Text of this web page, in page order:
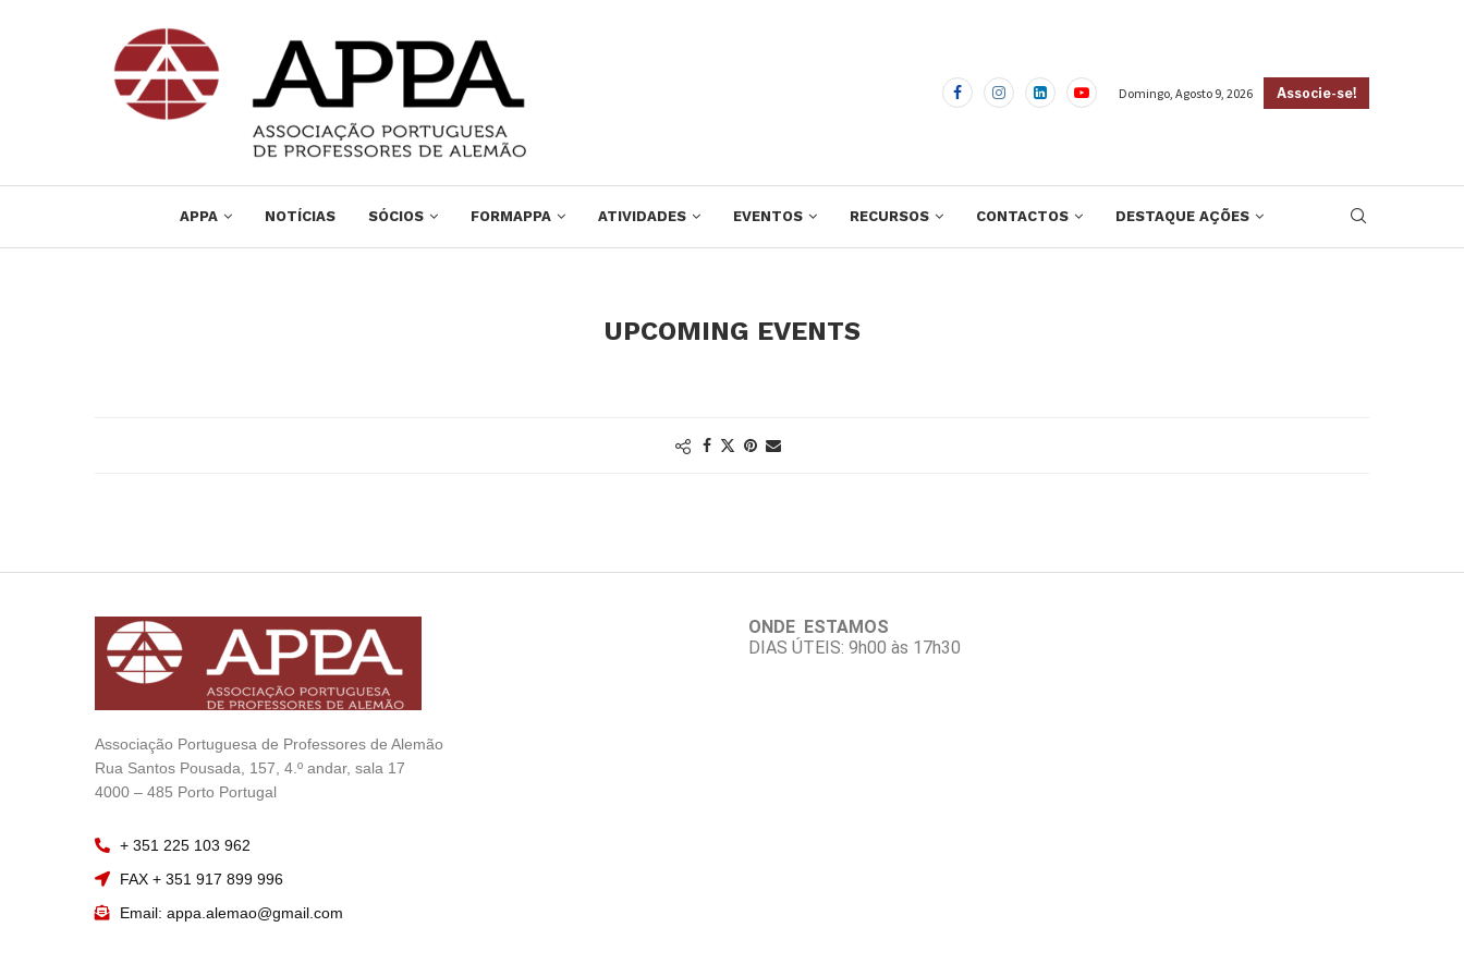
Domingo, Agosto 9, 2026 Associe-se!
APPA NOTÍCIAS SÓCIOS FORMAPPA ATIVIDADES EVENTOS RECURSOS CONTACTOS DESTAQUE AÇÕES
UPCOMING EVENTS
Associação Portuguesa de Professores de Alemão
Rua Santos Pousada, 157, 4.º andar, sala 17
4000 – 485 Porto Portugal
+ 351 225 103 962
FAX + 351 917 899 996
Email: appa.alemao@gmail.com
ONDE ESTAMOS
DIAS ÚTEIS: 9h00 às 17h30